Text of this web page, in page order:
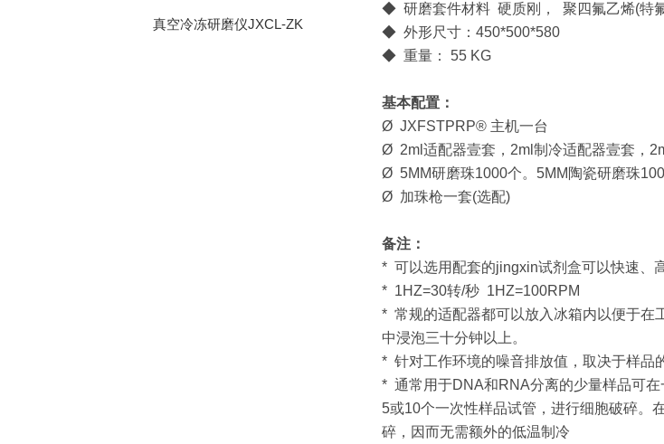
真空冷冻研磨仪JXCL-ZK
◆ 研磨套件材料 硬质刚， 聚四氟乙烯(特
◆ 外形尺寸：450*500*580
◆ 重量： 55 KG
基本配置：
Ø JXFSTPRP® 主机一台
Ø 2ml适配器壹套，2ml制冷适配器壹套，
Ø 5MM研磨珠1000个。5MM陶瓷研磨珠
Ø 加珠枪一套(选配)
备注：
* 可以选用配套的jingxin试剂盒可以快速、
* 1HZ=30转/秒 1HZ=100RPM
* 常规的适配器都可以放入冰箱内以便于在
中浸泡三十分钟以上。
* 针对工作环境的噪音排放值，取决于样品
* 通常用于DNA和RNA分离的少量样品可
5或10个一次性样品试管，进行细胞破碎。
碎，因而无需额外的低温制冷